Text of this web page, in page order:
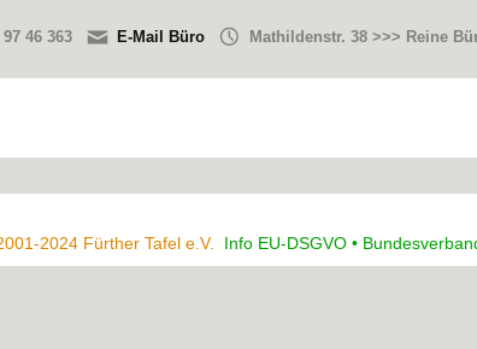
46 363 E-Mail Büro Mathildenstr. 38 >>> Reine
2024 Fürther Tafel e.V. Info EU-DSGVO •